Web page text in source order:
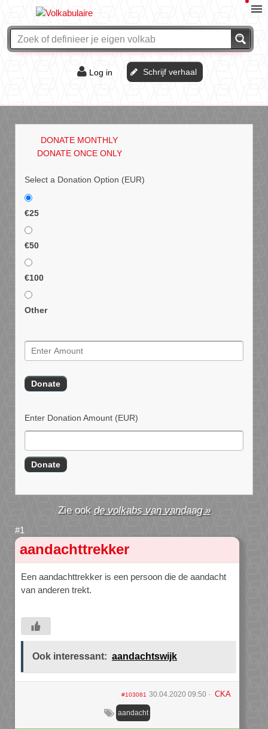
Log in Schrijf verhaal
DONATE MONTHLY
DONATE ONCE ONLY
Select a Donation Option (EUR)
€25
€50
€100
Other
Enter Donation Amount (EUR)
de volkabs van vandaag »
aandachttrekker
Een aandachttrekker is een persoon die de aandacht
van anderen trekt.
Ook interessant: aandachtswijk
#103081 30.04.2020 09:50 CKA
aandacht